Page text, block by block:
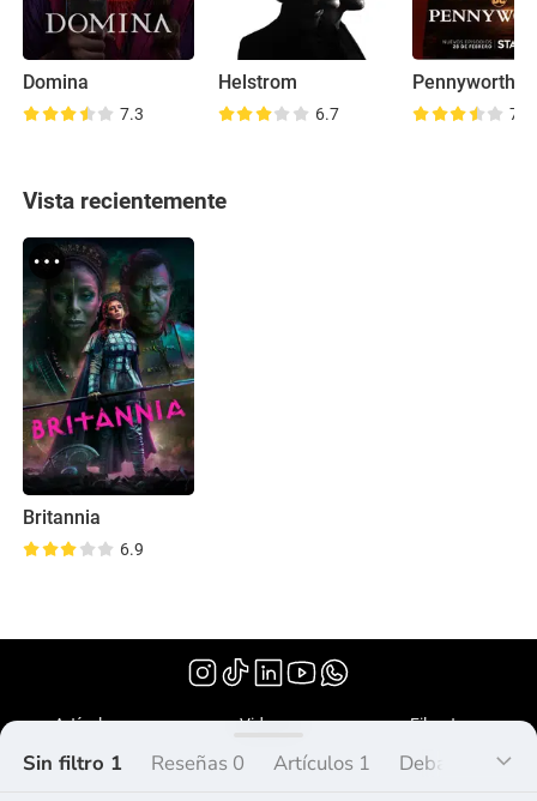
Domina
7.3
Helstrom
6.7
Pennyworth
7.8
Vista recientemente
Britannia
6.9
(2017)
Sin filtro 1 Reseñas 0 Artículos 1 Debate 0
Artículos Videos Filmoteca
¿Qué es Peliplat?